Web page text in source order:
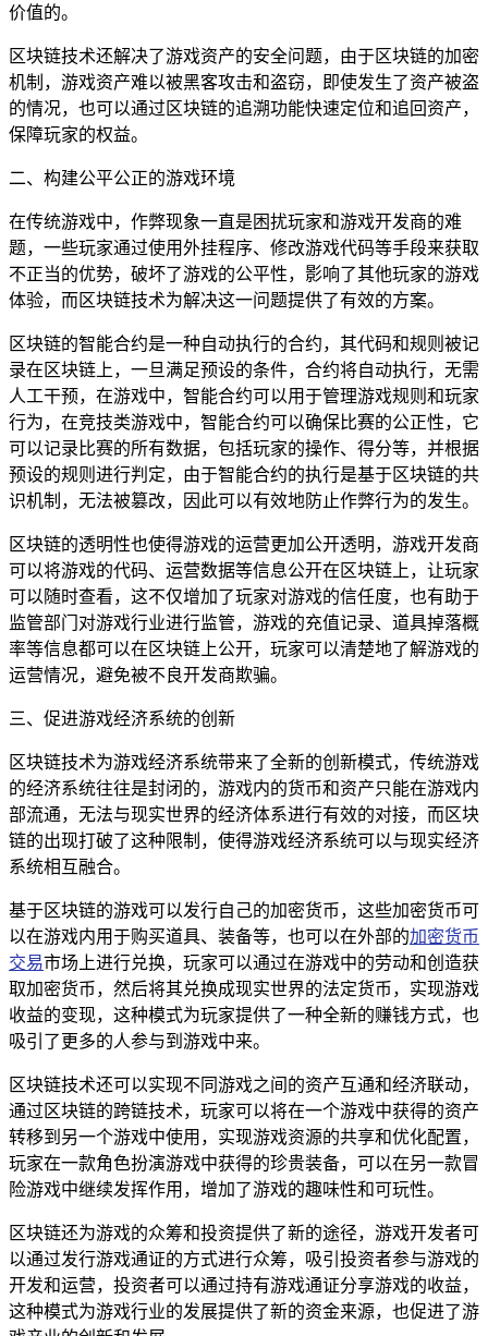
价值的。
区块链技术还解决了游戏资产的安全问题，由于区块链的加密
机制，游戏资产难以被黑客攻击和盗窃，即使发生了资产被盗
的情况，也可以通过区块链的追溯功能快速定位和追回资产，
保障玩家的权益。
二、构建公平公正的游戏环境
在传统游戏中，作弊现象一直是困扰玩家和游戏开发商的难
题，一些玩家通过使用外挂程序、修改游戏代码等手段来获取
不正当的优势，破坏了游戏的公平性，影响了其他玩家的游戏
体验，而区块链技术为解决这一问题提供了有效的方案。
区块链的智能合约是一种自动执行的合约，其代码和规则被记
录在区块链上，一旦满足预设的条件，合约将自动执行，无需
人工干预，在游戏中，智能合约可以用于管理游戏规则和玩家
行为，在竞技类游戏中，智能合约可以确保比赛的公正性，它
可以记录比赛的所有数据，包括玩家的操作、得分等，并根据
预设的规则进行判定，由于智能合约的执行是基于区块链的共
识机制，无法被篡改，因此可以有效地防止作弊行为的发生。
区块链的透明性也使得游戏的运营更加公开透明，游戏开发商
可以将游戏的代码、运营数据等信息公开在区块链上，让玩家
可以随时查看，这不仅增加了玩家对游戏的信任度，也有助于
监管部门对游戏行业进行监管，游戏的充值记录、道具掉落概
率等信息都可以在区块链上公开，玩家可以清楚地了解游戏的
运营情况，避免被不良开发商欺骗。
三、促进游戏经济系统的创新
区块链技术为游戏经济系统带来了全新的创新模式，传统游戏
的经济系统往往是封闭的，游戏内的货币和资产只能在游戏内
部流通，无法与现实世界的经济体系进行有效的对接，而区块
链的出现打破了这种限制，使得游戏经济系统可以与现实经济
系统相互融合。
基于区块链的游戏可以发行自己的加密货币，这些加密货币可
以在游戏内用于购买道具、装备等，也可以在外部的加密货币
交易市场上进行兑换，玩家可以通过在游戏中的劳动和创造获
取加密货币，然后将其兑换成现实世界的法定货币，实现游戏
收益的变现，这种模式为玩家提供了一种全新的赚钱方式，也
吸引了更多的人参与到游戏中来。
区块链技术还可以实现不同游戏之间的资产互通和经济联动，
通过区块链的跨链技术，玩家可以将在一个游戏中获得的资产
转移到另一个游戏中使用，实现游戏资源的共享和优化配置，
玩家在一款角色扮演游戏中获得的珍贵装备，可以在另一款冒
险游戏中继续发挥作用，增加了游戏的趣味性和可玩性。
区块链还为游戏的众筹和投资提供了新的途径，游戏开发者可
以通过发行游戏通证的方式进行众筹，吸引投资者参与游戏的
开发和运营，投资者可以通过持有游戏通证分享游戏的收益，
这种模式为游戏行业的发展提供了新的资金来源，也促进了游